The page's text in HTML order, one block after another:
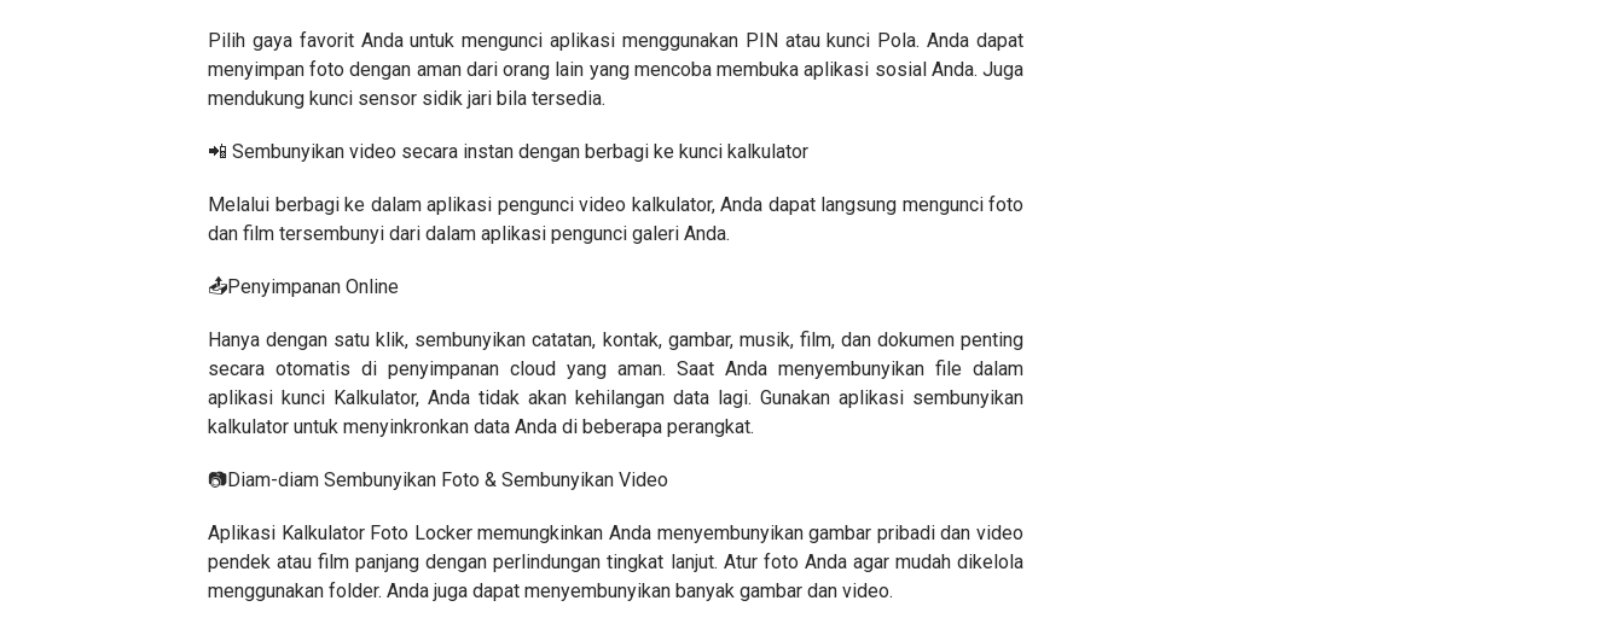
Pilih gaya favorit Anda untuk mengunci aplikasi menggunakan PIN atau kunci Pola. Anda dapat
menyimpan foto dengan aman dari orang lain yang mencoba membuka aplikasi sosial Anda. Juga
mendukung kunci sensor sidik jari bila tersedia.
📲 Sembunyikan video secara instan dengan berbagi ke kunci kalkulator
Melalui berbagi ke dalam aplikasi pengunci video kalkulator, Anda dapat langsung mengunci foto
dan film tersembunyi dari dalam aplikasi pengunci galeri Anda.
📤Penyimpanan Online
Hanya dengan satu klik, sembunyikan catatan, kontak, gambar, musik, film, dan dokumen penting
secara otomatis di penyimpanan cloud yang aman. Saat Anda menyembunyikan file dalam
aplikasi kunci Kalkulator, Anda tidak akan kehilangan data lagi. Gunakan aplikasi sembunyikan
kalkulator untuk menyinkronkan data Anda di beberapa perangkat.
📷Diam-diam Sembunyikan Foto & Sembunyikan Video
Aplikasi Kalkulator Foto Locker memungkinkan Anda menyembunyikan gambar pribadi dan video
pendek atau film panjang dengan perlindungan tingkat lanjut. Atur foto Anda agar mudah dikelola
menggunakan folder. Anda juga dapat menyembunyikan banyak gambar dan video.